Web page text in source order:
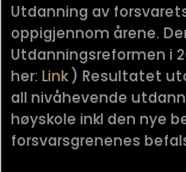
Utdanning av
oppigjennom årene.
Utdanningsreformen i
her: Link ) Resultatet
all nivåhevende
høyskole inkl den nye
forsvarsgrenenes